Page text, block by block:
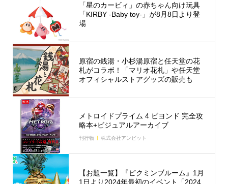
「星のカービィ」の赤ちゃん向け玩具
「KIRBY -Baby toy-」が8月8日より登
場
原宿の銭湯・小杉湯原宿と任天堂の花
札がコラボ！「マリオ花札」や任天堂
オフィシャルストアグッズの販売も
メトロイドプライム 4 ビヨンド 完全攻
略本+ビジュアルアーカイブ
刊行物 株式会社アンビット
【お題一覧】『ピクミンブルーム』1月
1日より2024年最初のイベント「2024